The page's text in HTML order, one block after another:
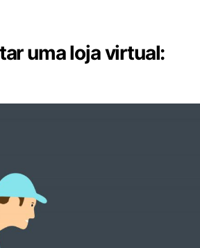
uma loja virtual: